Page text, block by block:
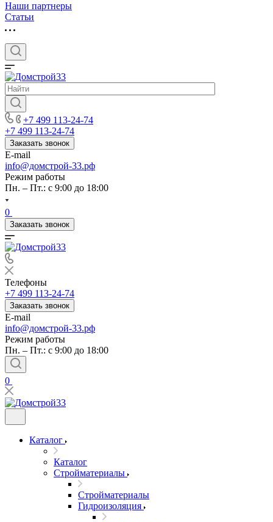
Наши партнеры
Статьи
+7 499 113-24-74
+7 499 113-24-74
Заказать звонок
E-mail
info@домстрой-33.рф
Режим работы
Пн. – Пт.: с 9:00 до 18:00
0
Заказать звонок
Телефоны
+7 499 113-24-74
Заказать звонок
E-mail
info@домстрой-33.рф
Режим работы
Пн. – Пт.: с 9:00 до 18:00
0
Каталог
Каталог
Стройматериалы
Стройматериалы
Гидроизоляция